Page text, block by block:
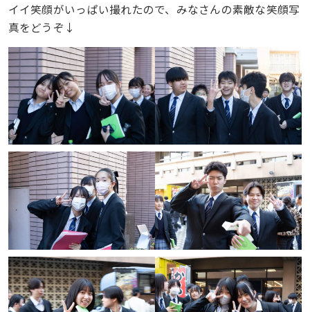
イイ笑顔がいっぱい撮れたので、みなさんの素敵な笑顔写
真をどうぞ↓